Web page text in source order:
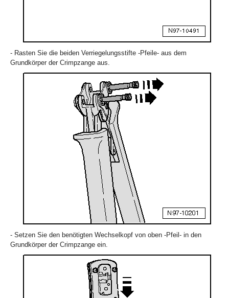
- Rasten Sie die beiden Verriegelungsstifte -Pfeile- aus dem
Grundkörper der Crimpzange aus.
- Setzen Sie den benötigten Wechselkopf von oben -Pfeil- in den
Grundkörper der Crimpzange ein.